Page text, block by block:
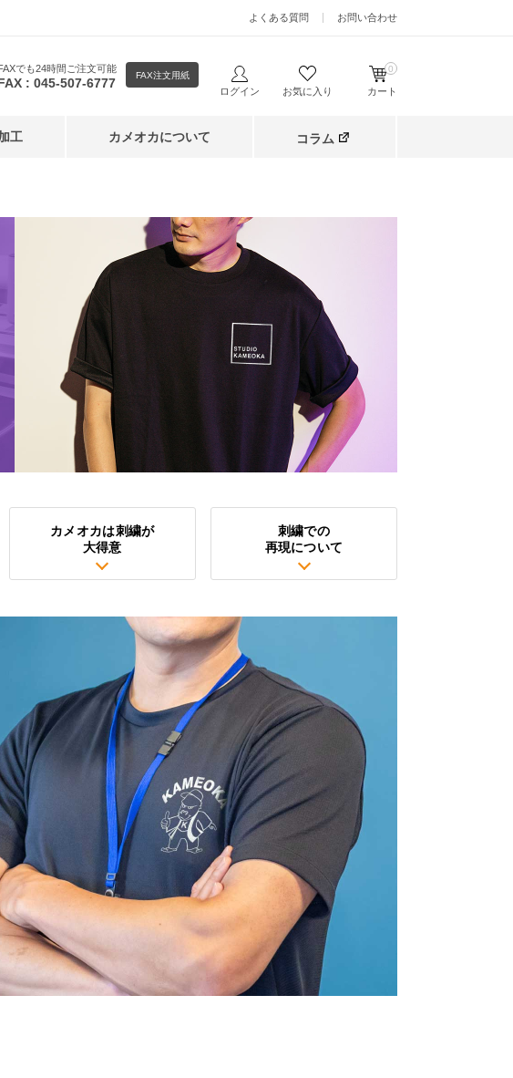
よくある質問 お問い合わせ
でも24時間ご注文可能
: 045-507-6777 FAX注文用紙
ログイン お気に入り カート
0
工 カメオカについて コラム
カメオカは刺繍が
大得意
刺繍での
再現について